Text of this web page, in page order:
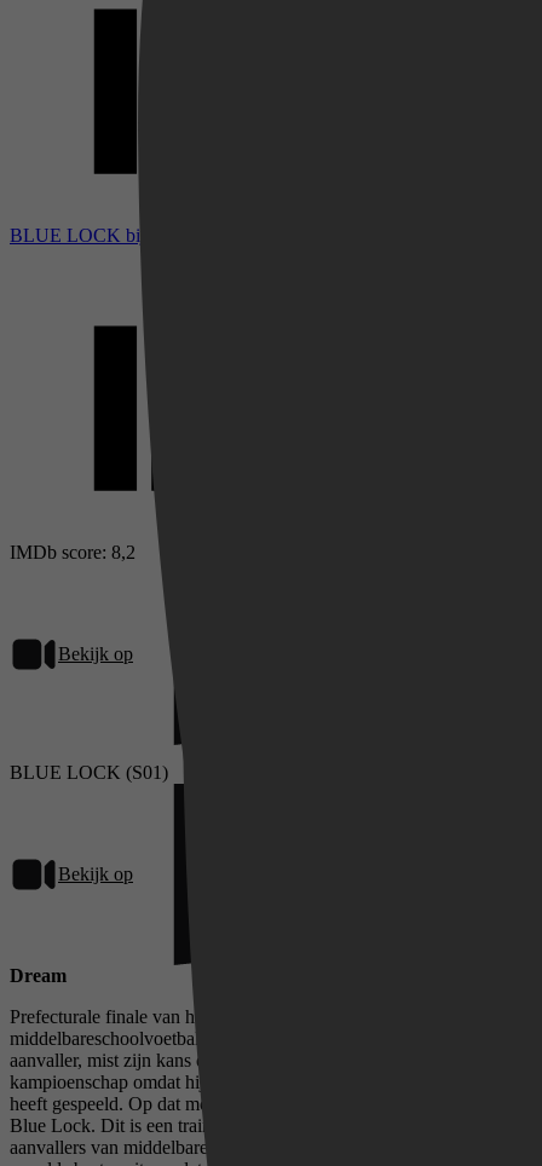
BLUE LOCK bij IMDb
IMDb score: 8,2
Bekijk op
BLUE LOCK (S01)
Bekijk op
Dream
Prefecturale finale van het nationale
middelbareschoolvoetbaltoernooi. Isagi Yoichi, een eerstejaars
aanvaller, mist zijn kans op deelname aan het nationale
kampioenschap omdat hij de bal voor het doel naar een teamgenoot
heeft gespeeld. Op dat moment ontvangt hij een uitnodiging voor
Blue Lock. Dit is een trainingscentrum waar één van de 300
aanvallers van middelbareschoolleeftijd wordt opgeleid tot 's